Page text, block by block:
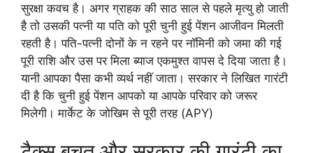
सुरक्षा कवच है। अगर ग्राहक की साठ साल से पहले मृत्यु हो जाती
है तो उसकी पत्नी या पति को पूरी चुनी हुई पेंशन आजीवन मिलती
रहती है। पति-पत्नी दोनों के न रहने पर नॉमिनी को जमा की गई
पूरी राशि और उस पर मिला ब्याज एकमुश्त वापस दे दिया जाता है।
यानी आपका पैसा कभी व्यर्थ नहीं जाता। सरकार ने लिखित गारंटी
दी है कि चुनी हुई पेंशन आपको या आपके परिवार को जरूर
मिलेगी। मार्केट के जोखिम से पूरी तरह (APY)